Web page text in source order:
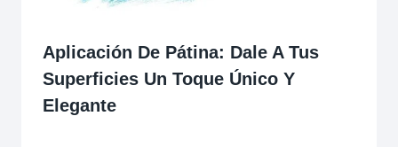
Aplicación De Pátina: Dale A Tus
Superficies Un Toque Único Y
Elegante